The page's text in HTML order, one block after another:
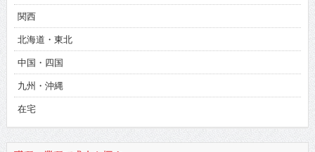
関西
北海道・東北
中国・四国
九州・沖縄
在宅